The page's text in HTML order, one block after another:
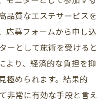
品質なエステサービスを
応募フォームから申し込
ーとして施術を受けると
より、経済的な負担を抑
極められます。結果的
非常に有効な手段と言え